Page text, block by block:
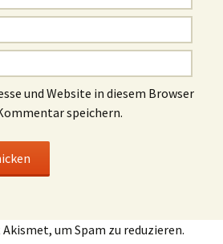
und Website in diesem Browser
speichern.
um Spam zu reduzieren.